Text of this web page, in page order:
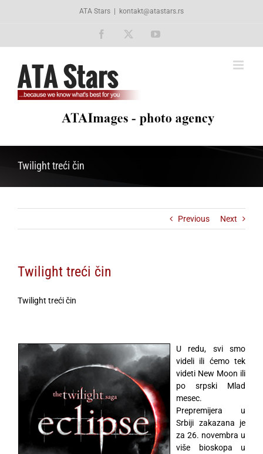
ATA Stars kontakt@atastars.rs
Facebook YouTube
Twilight treći čin
Previous Next
Twilight treći čin
Twilight treći čin
U redu, svi smo
videli ili ćemo tek
videti New Moon ili
po srpski Mlad
mesec.
Prepremijera u
Srbiji zakazana je
za 26. novembra u
više bioskopa u